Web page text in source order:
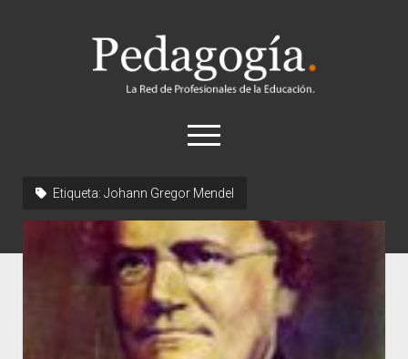
Pedagogía
abrir
el
Historia
Concepto
Entrevistas
Destacados
Biografías
Etiqueta: Johann Gregor Mendel